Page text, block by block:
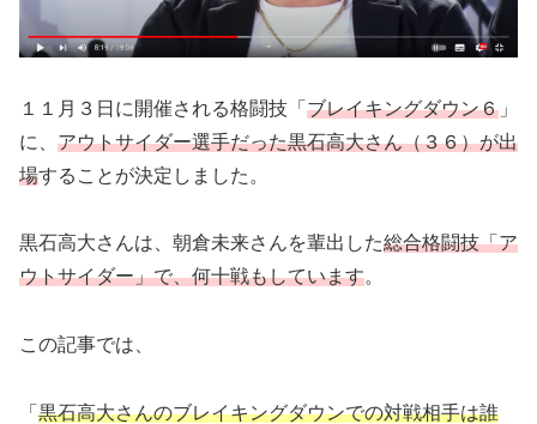
１１月３日に開催される格闘技「 ブレイキングダウン６ 」
に、 アウトサイダー選手だった黒石高大さん（３６）が出
場することが決定しました。
黒石高大さんは、朝倉未来さんを輩出した総合格闘技「ア
ウトサイダー」で、何十戦もしています。
この記事では、
「 黒石高大さんのブレイキングダウンでの対戦相手は誰